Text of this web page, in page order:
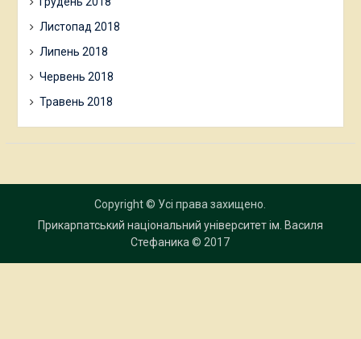
Листопад 2018
Липень 2018
Червень 2018
Травень 2018
Copyright © Усі права захищено.
Прикарпатський національний університет ім. Василя
Стефаника © 2017